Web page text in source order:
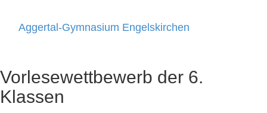
Aggertal-Gymnasium Engelskirchen
Vorlesewettbewerb der 6.
Klassen